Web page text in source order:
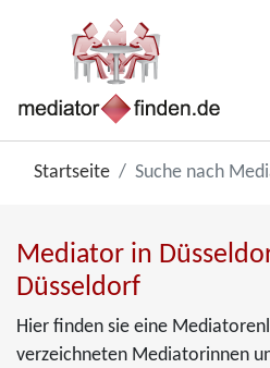
Startseite Suche nach
Mediator in
Düsseldorf
Hier finden sie eine
verzeichneten Mediatorinnen